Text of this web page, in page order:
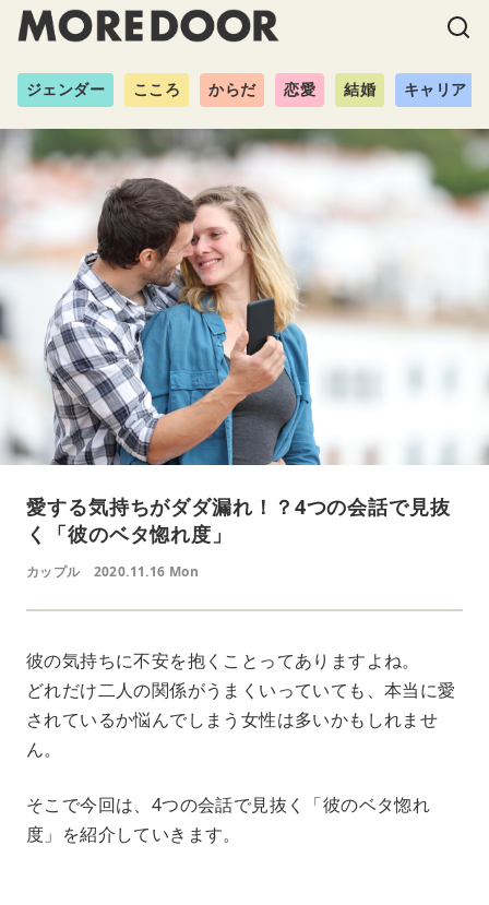
ジェンダー こころ からだ 恋愛 結婚 キャリア
愛する気持ちがダダ漏れ！？4つの会話で見抜
く「彼のベタ惚れ度」
カップル 2020.11.16 Mon
彼の気持ちに不安を抱くことってありますよね。
どれだけ二人の関係がうまくいっていても、本当に愛
されているか悩んでしまう女性は多いかもしれませ
ん。
そこで今回は、4つの会話で見抜く「彼のベタ惚れ
度」を紹介していきます。